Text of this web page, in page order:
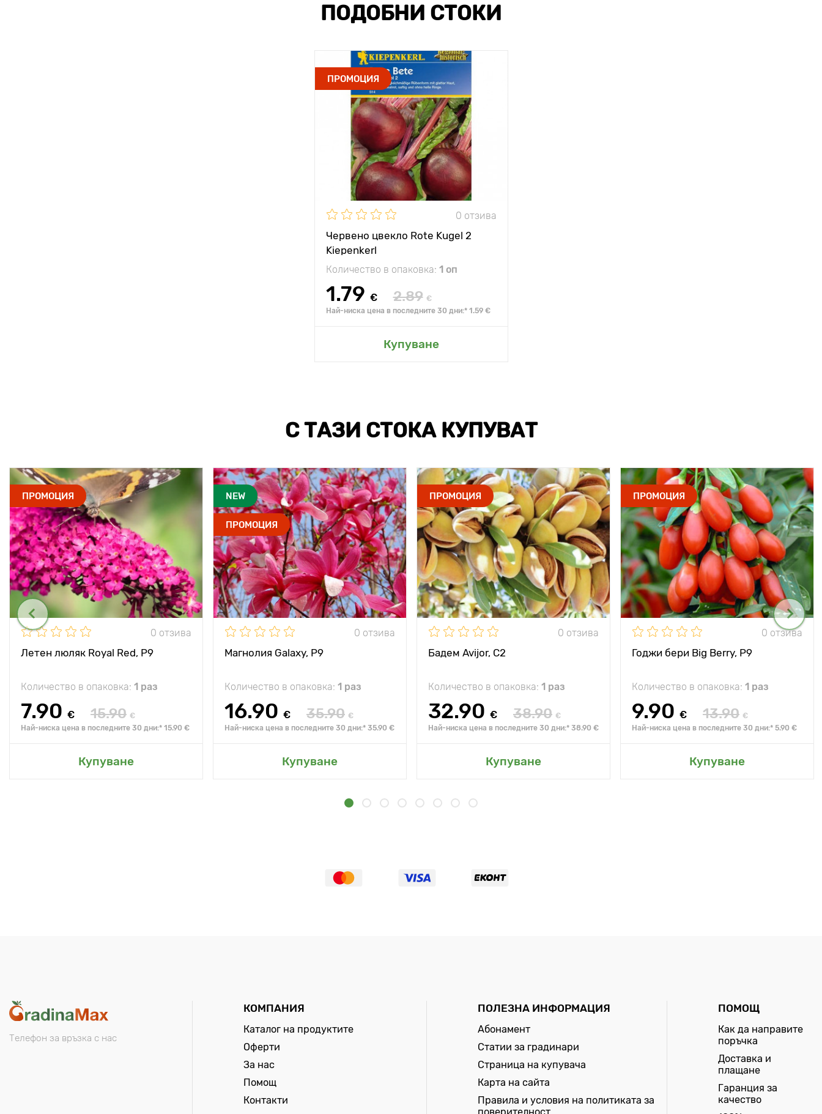
ПОДОБНИ СТОКИ
ПРОМОЦИЯ
0 отзива
Червено цвекло Rote Kugel 2
Kiepenkerl
Количество в опаковка: 1 оп
1.79 € 2.89 €
Най-ниска цена в последните 30 дни:* 1.59 €
Купуване
С ТАЗИ СТОКА КУПУВАТ
ПРОМОЦИЯ
0 отзива
Летен люляк Royal Red, P9
Количество в опаковка: 1 раз
7.90 € 15.90 €
Най-ниска цена в последните 30 дни:* 15.90 €
Купуване
NEW
ПРОМОЦИЯ
0 отзива
Магнолия Galaxy, P9
Количество в опаковка: 1 раз
16.90 € 35.90 €
Най-ниска цена в последните 30 дни:* 35.90 €
Купуване
ПРОМОЦИЯ
0 отзива
Бадем Avijor, С2
Количество в опаковка: 1 раз
32.90 € 38.90 €
Най-ниска цена в последните 30 дни:* 38.90 €
Купуване
ПРОМОЦИЯ
0 отзива
Годжи бери Big Berry, P9
Количество в опаковка: 1 раз
9.90 € 13.90 €
Най-ниска цена в последните 30 дни:* 5.90 €
Купуване
Телефон за връзка с нас
КОМПАНИЯ
Каталог на продуктите
Оферти
За нас
Помощ
Контакти
ПОЛЕЗНА ИНФОРМАЦИЯ
Абонамент
Статии за градинари
Страница на купувача
Карта на сайта
Правила и условия на политиката за
ПОМОЩ
Как да направите
поръчка
Доставка и
плащане
Гаранция за
качество